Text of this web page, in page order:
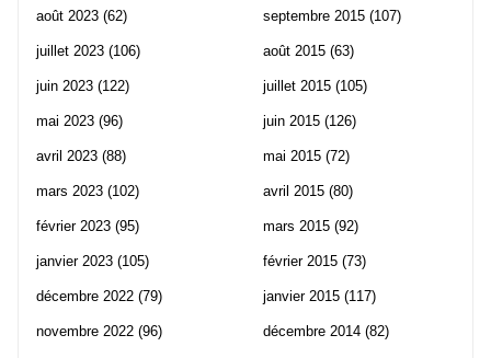
août 2023 (62)
juillet 2023 (106)
juin 2023 (122)
mai 2023 (96)
avril 2023 (88)
mars 2023 (102)
février 2023 (95)
janvier 2023 (105)
décembre 2022 (79)
novembre 2022 (96)
septembre 2015 (107)
août 2015 (63)
juillet 2015 (105)
juin 2015 (126)
mai 2015 (72)
avril 2015 (80)
mars 2015 (92)
février 2015 (73)
janvier 2015 (117)
décembre 2014 (82)